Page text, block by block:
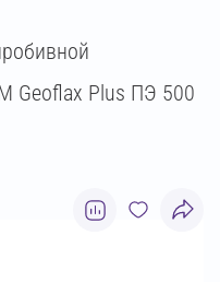
Geoflax Plus ПЭ 500